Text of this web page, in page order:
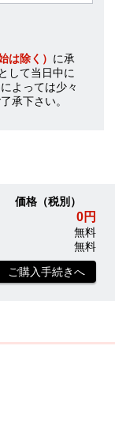
は除く） に承
して当日中に
よっては少々
承下さい。
価格（税別）
0円
無料
無料
ご購入手続きへ